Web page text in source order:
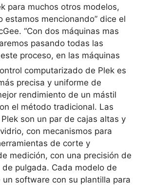
para muchos otros modelos,
estamos mencionando” dice el
“Con dos máquinas mas
pasando todas las
proceso, en las máquinas
computarizado de Plek es
precisa y uniforme de
rendimiento de un mástil
el método tradicional. Las
son un par de cajas altas y
con mecanismos para
de corte y
medición, con una precisión de
de pulgada. Cada modelo de
un software con su plantilla para